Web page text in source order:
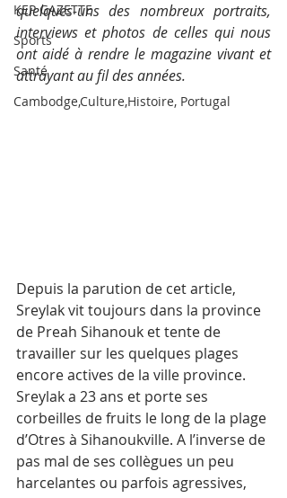
KEP GAZETTE
Sports
Santé
Cambodge,Culture,Histoire, Portugal
quelques-uns des nombreux portraits,
interviews et photos de celles qui nous
ont aidé à rendre le magazine vivant et
attrayant au fil des années.
Depuis la parution de cet article,
Sreylak vit toujours dans la province
de Preah Sihanouk et tente de
travailler sur les quelques plages
encore actives de la ville province.
Sreylak a 23 ans et porte ses
corbeilles de fruits le long de la plage
d’Otres à Sihanoukville. A l’inverse de
pas mal de ses collègues un peu
harcelantes ou parfois agressives,